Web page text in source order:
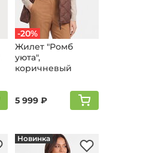
-20%
Жилет "Ромб
уюта",
коричневый
5 999 ₽
Новинка